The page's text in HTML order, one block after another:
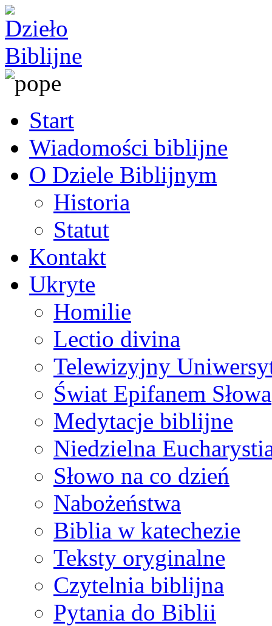
Start
Wiadomości biblijne
O Dziele Biblijnym
Historia
Statut
Kontakt
Ukryte
Homilie
Lectio divina
Telewizyjny
Świat Epifanem Słowa
Medytacje biblijne
Niedzielna
Słowo na co dzień
Nabożeństwa
Biblia w katechezie
Teksty oryginalne
Czytelnia biblijna
Pytania do Biblii